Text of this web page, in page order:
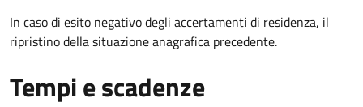
In caso di esito negativo degli accertamenti di residenza, il
ripristino della situazione anagrafica precedente.
Tempi e scadenze